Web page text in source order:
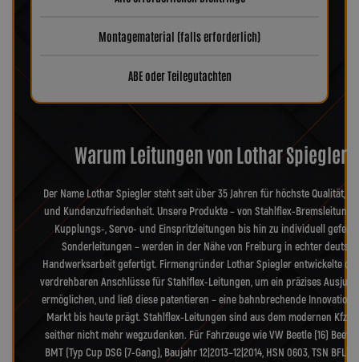
Montagematerial (falls erforderlich)
ABE oder Teilegutachten
Warum Leitungen von Lothar Spiegler?
Der Name Lothar Spiegler steht seit über 35 Jahren für höchste Qualität,
und Kundenzufriedenheit. Unsere Produkte – von Stahlflex-
Kupplungs-, Servo- und Einspritzleitungen bis hin zu individuell
Sonderleitungen – werden in der Nähe von Freiburg in echter
Handwerksarbeit gefertigt. Firmengründer Lothar Spiegler entwickelte
verdrehbaren Anschlüsse für Stahlflex-Leitungen, um ein präzises
ermöglichen, und ließ diese patentieren – eine bahnbrechende Innovation,
Markt bis heute prägt. Stahlflex-Leitungen sind aus dem modernen Kfz-
seither nicht mehr wegzudenken. Für Fahrzeuge wie VW Beetle (16) Beetle
BMT (Typ Cup DSG (7-Gang), Baujahr 12|2013–12|2014, HSN 0603, TSN BFL)